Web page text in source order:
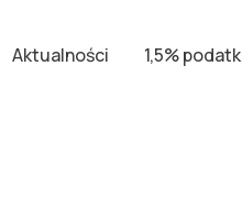
Aktualności 1,5%